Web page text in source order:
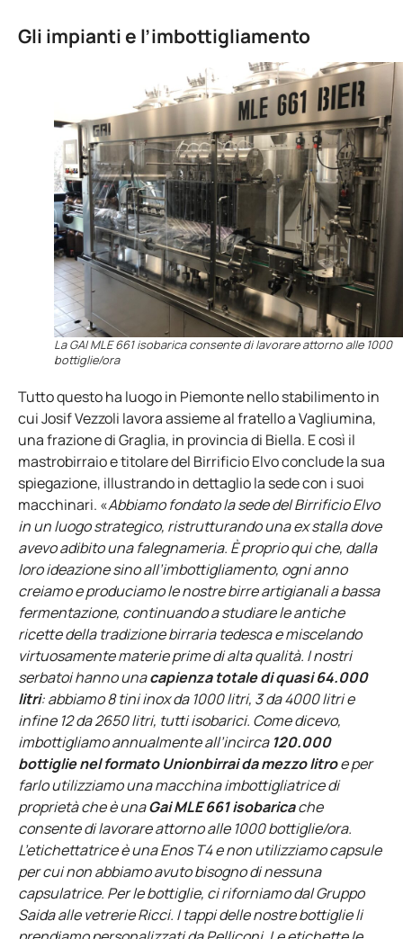
Gli impianti e l’imbottigliamento
La GAI MLE 661 isobarica consente di lavorare attorno alle 1000
bottiglie/ora
Tutto questo ha luogo in Piemonte nello stabilimento in
cui Josif Vezzoli lavora assieme al fratello a Vagliumina,
una frazione di Graglia, in provincia di Biella. E così il
mastrobirraio e titolare del Birrificio Elvo conclude la sua
spiegazione, illustrando in dettaglio la sede con i suoi
macchinari. «Abbiamo fondato la sede del Birrificio Elvo
in un luogo strategico, ristrutturando una ex stalla dove
avevo adibito una falegnameria. È proprio qui che, dalla
loro ideazione sino all’imbottigliamento, ogni anno
creiamo e produciamo le nostre birre artigianali a bassa
fermentazione, continuando a studiare le antiche
ricette della tradizione birraria tedesca e miscelando
virtuosamente materie prime di alta qualità. I nostri
serbatoi hanno unacapienza totale di quasi 64.000
litri: abbiamo 8 tini inox da 1000 litri, 3 da 4000 litri e
infine 12 da 2650 litri, tutti isobarici. Come dicevo,
imbottigliamo annualmente all’incirca 120.000
bottiglie nel formato Unionbirrai da mezzo litroe per
farlo utilizziamo una macchina imbottigliatrice di
proprietà che è unaGai MLE 661 isobaricache
consente di lavorare attorno alle 1000 bottiglie/ora.
L’etichettatrice è una Enos T4 e non utilizziamo capsule
per cui non abbiamo avuto bisogno di nessuna
capsulatrice. Per le bottiglie, ci riforniamo dal Gruppo
Saida alle vetrerie Ricci. I tappi delle nostre bottiglie li